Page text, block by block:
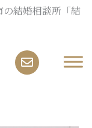
の結婚相談所「結